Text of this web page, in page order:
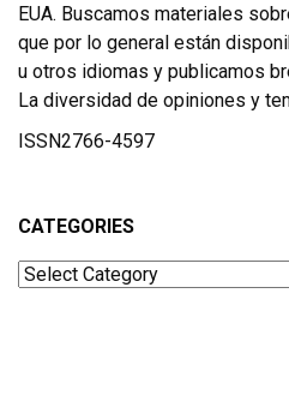
EUA. Buscamos materiales
que por lo general están
u otros idiomas y publicamos
La diversidad de opiniones y
ISSN2766-4597
CATEGORIES
Categories